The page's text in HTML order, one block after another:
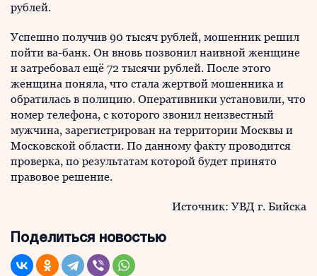
рублей.
Успешно получив 90 тысяч рублей, мошенник решил
пойти ва-банк. Он вновь позвонил наивной женщине
и затребовал ещё 72 тысячи рублей. После этого
женщина поняла, что стала жертвой мошенника и
обратилась в полицию. Оперативники установили, что
номер телефона, с которого звонил неизвестный
мужчина, зарегистрирован на территории Москвы и
Московской области. По данному факту проводится
проверка, по результатам которой будет принято
правовое решение.
Источник: УВД г. Бийска
Поделиться новостью